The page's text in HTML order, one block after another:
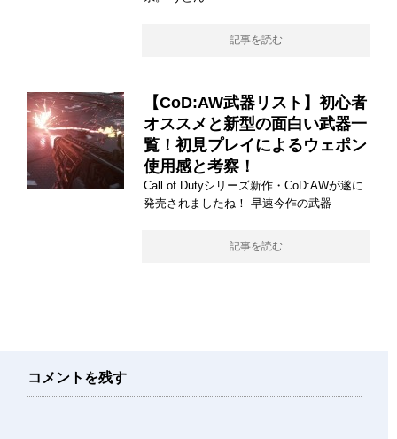
記事を読む
【CoD:AW武器リスト】初心者
オススメと新型の面白い武器一
覧！初見プレイによるウェポン
使用感と考察！
Call of Dutyシリーズ新作・CoD:AWが遂に
発売されましたね！ 早速今作の武器
記事を読む
コメントを残す